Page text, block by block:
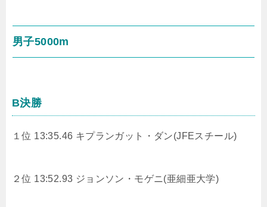
男子5000m
B決勝
１位 13:35.46 キプランガット・ダン(JFEスチール)
２位 13:52.93 ジョンソン・モゲニ(亜細亜大学)